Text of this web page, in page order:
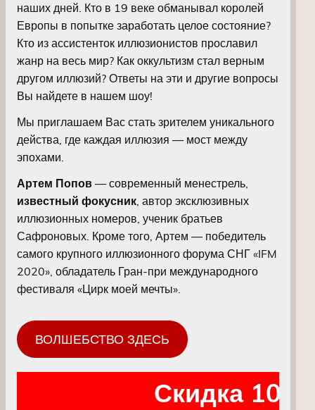
наших дней. Кто в 19 веке обманывал королей
Европы в попытке заработать целое состояние?
Кто из ассистенток иллюзионистов прославил
жанр на весь мир? Как оккультизм стал верным
другом иллюзий? Ответы на эти и другие вопросы
Вы найдете в нашем шоу!
Мы приглашаем Вас стать зрителем уникального
действа, где каждая иллюзия — мост между
эпохами.
Артем Попов — современный менестрель,
известный фокусник, автор эксклюзивных
иллюзионных номеров, ученик братьев
Сафроновых. Кроме того, Артем — победитель
самого крупного иллюзионного форума СНГ «IFM
2020», обладатель Гран-при международного
фестиваля «Цирк моей мечты».
ВОЛШЕБСТВО ЗДЕСЬ
Скидка